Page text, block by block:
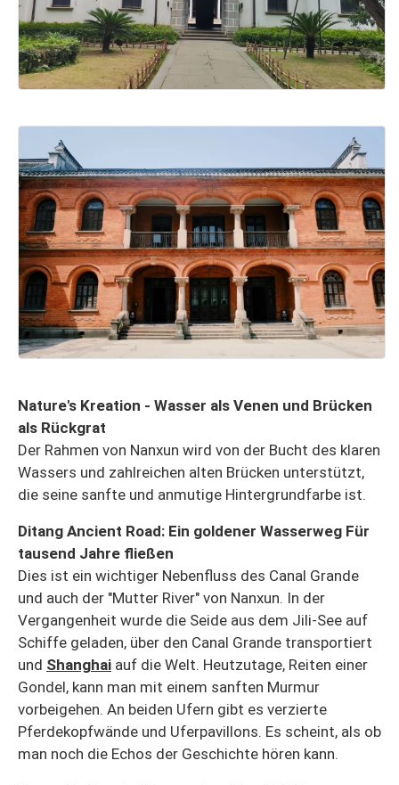
Nature's Kreation - Wasser als Venen und Brücken
als Rückgrat
Der Rahmen von Nanxun wird von der Bucht des klaren
Wassers und zahlreichen alten Brücken unterstützt,
die seine sanfte und anmutige Hintergrundfarbe ist.
Ditang Ancient Road: Ein goldener Wasserweg Für
tausend Jahre fließen
Dies ist ein wichtiger Nebenfluss des Canal Grande
und auch der "Mutter River" von Nanxun. In der
Vergangenheit wurde die Seide aus dem Jili-See auf
Schiffe geladen, über den Canal Grande transportiert
und Shanghai auf die Welt. Heutzutage, Reiten einer
Gondel, kann man mit einem sanften Murmur
vorbeigehen. An beiden Ufern gibt es verzierte
Pferdekopfwände und Uferpavillons. Es scheint, als ob
man noch die Echos der Geschichte hören kann.